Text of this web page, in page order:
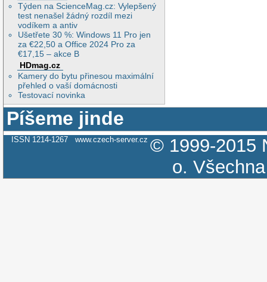
Týden na ScienceMag.cz: Vylepšený
test nenašel žádný rozdíl mezi
vodíkem a antiv
Ušetřete 30 %: Windows 11 Pro jen
za €22,50 a Office 2024 Pro za
€17,15 – akce B
HDmag.cz
Kamery do bytu přinesou maximální
přehled o vaší domácnosti
Testovací novinka
Píšeme jinde
ISSN 1214-1267 www.czech-server.cz © 1999-2015
o.